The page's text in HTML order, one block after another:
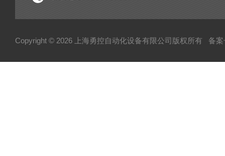
WAGO
Copyright © 2026 上海勇控自动化设备有限公司版权所有 备案